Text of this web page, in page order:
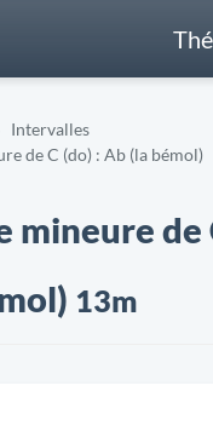
Intervalles
de C (do) : Ab (la bémol)
mineure de
13m